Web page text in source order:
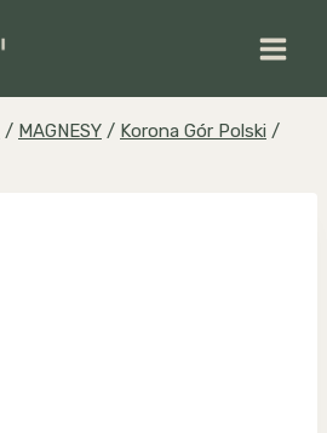
/ MAGNESY / Korona Gór Polski /